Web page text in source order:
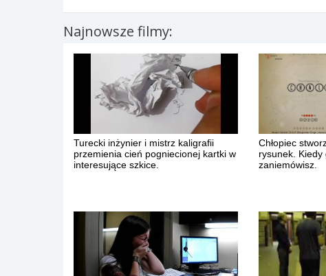
Najnowsze filmy:
Turecki inżynier i mistrz kaligrafii
przemienia cień pogniecionej kartki w
interesujące szkice.
Chłopiec
rysunek. Kiedy
zaniemówisz.